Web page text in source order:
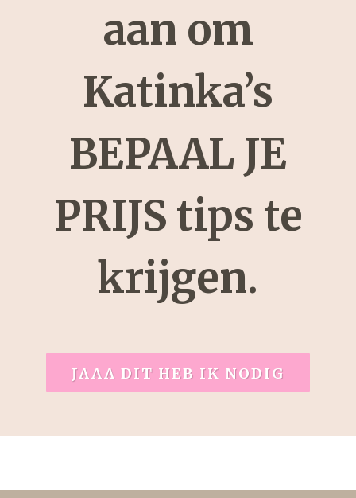
aan om
Katinka’s
BEPAAL JE
PRIJS tips te
krijgen.
JAAA DIT HEB IK NODIG